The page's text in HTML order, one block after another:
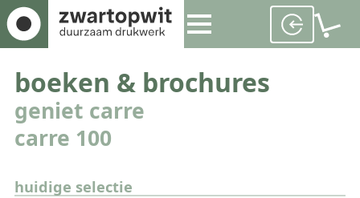
boeken & brochures
geniet carre
carre 100
huidige selectie